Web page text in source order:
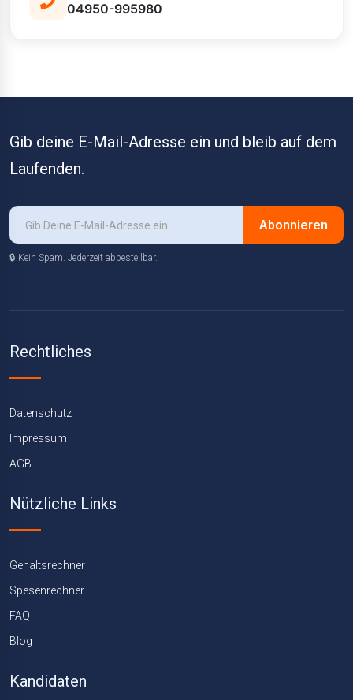
04950-995980
Gib deine E-Mail-Adresse ein und bleib auf dem
Laufenden.
Abonnieren
🔒 Kein Spam. Jederzeit abbestellbar.
Rechtliches
Datenschutz
Impressum
AGB
Nützliche Links
Gehaltsrechner
Spesenrechner
FAQ
Blog
Kandidaten